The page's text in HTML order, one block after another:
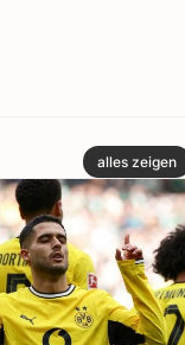
alles zeigen